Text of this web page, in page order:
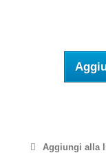
Aggiungi alla